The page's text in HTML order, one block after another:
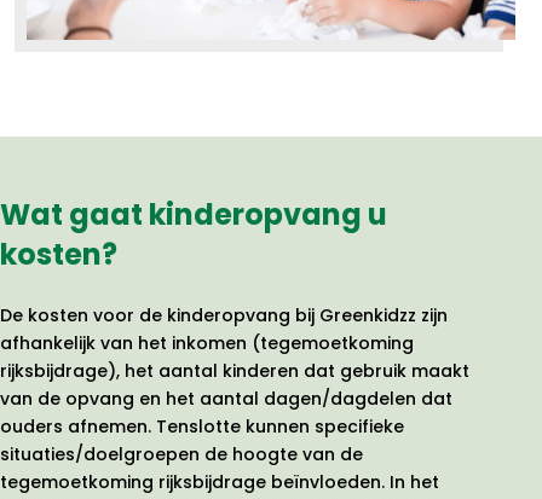
Wat gaat kinderopvang u
kosten?
De kosten voor de kinderopvang bij Greenkidzz zijn
afhankelijk van het inkomen (tegemoetkoming
rijksbijdrage), het aantal kinderen dat gebruik maakt
van de opvang en het aantal dagen/dagdelen dat
ouders afnemen. Tenslotte kunnen specifieke
situaties/doelgroepen de hoogte van de
tegemoetkoming rijksbijdrage beïnvloeden. In het